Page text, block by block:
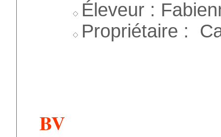
Éleveur :
Propriétaire :
BV